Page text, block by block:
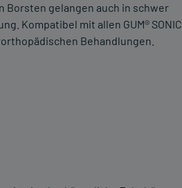
Borsten gelangen auch in schwer
Kompatibel mit allen GUM® SONIC
Behandlungen.